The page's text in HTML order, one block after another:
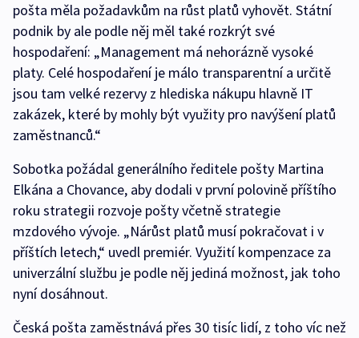
pošta měla požadavkům na růst platů vyhovět. Státní
podnik by ale podle něj měl také rozkrýt své
hospodaření: „Management má nehorázně vysoké
platy. Celé hospodaření je málo transparentní a určitě
jsou tam velké rezervy z hlediska nákupu hlavně IT
zakázek, které by mohly být využity pro navýšení platů
zaměstnanců.“
Sobotka požádal generálního ředitele pošty Martina
Elkána a Chovance, aby dodali v první polovině příštího
roku strategii rozvoje pošty včetně strategie
mzdového vývoje. „Nárůst platů musí pokračovat i v
příštích letech,“ uvedl premiér. Využití kompenzace za
univerzální službu je podle něj jediná možnost, jak toho
nyní dosáhnout.
Česká pošta zaměstnává přes 30 tisíc lidí, z toho víc než